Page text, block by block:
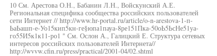
10 См. Арестова О.Н., Бабанин Л.Н., Войскунский А.Е.
Региональная специфика сообщества российских пользователей
сети Интернет // http://www.hr-portal.ru/article/o-n-arestova-1-п-
ЬаЬашп-е-Уо15кип5кн-ге§юпа1пауа-8ре151Пка-50оЬ5ЬсНе51уа-
го55И5к1к11-ро1 " См. Ослон А., Галицкий Е. Структура сетевых
интересов российских пользователей Интернета//
http://wvvw.cfin.ru/press/practical/2001-04/02.shtml